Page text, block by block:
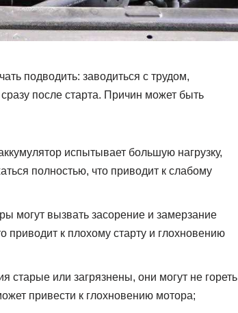
подводить: заводиться с трудом,
после старта. Причин может быть
испытывает большую нагрузку,
полностью, что приводит к слабому
могут вызвать засорение и замерзание
приводит к плохому старту и глохновению
старые или загрязнены, они могут не гореть
привести к глохновению мотора;